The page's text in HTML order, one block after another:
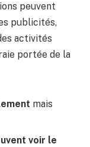
peuvent
publicités,
activités
portée de la
mais
voir le